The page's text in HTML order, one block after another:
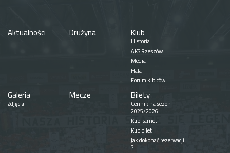
Aktualności Drużyna Klub
Historia
AKS Rzeszów
Media
Hala
Forum Kibiców
Galeria
Zdjęcia
Mecze Bilety
Cennik na sezon
2025/2026
Kup karnet!
Kup bilet
Jak dokonać rezerwacji
?